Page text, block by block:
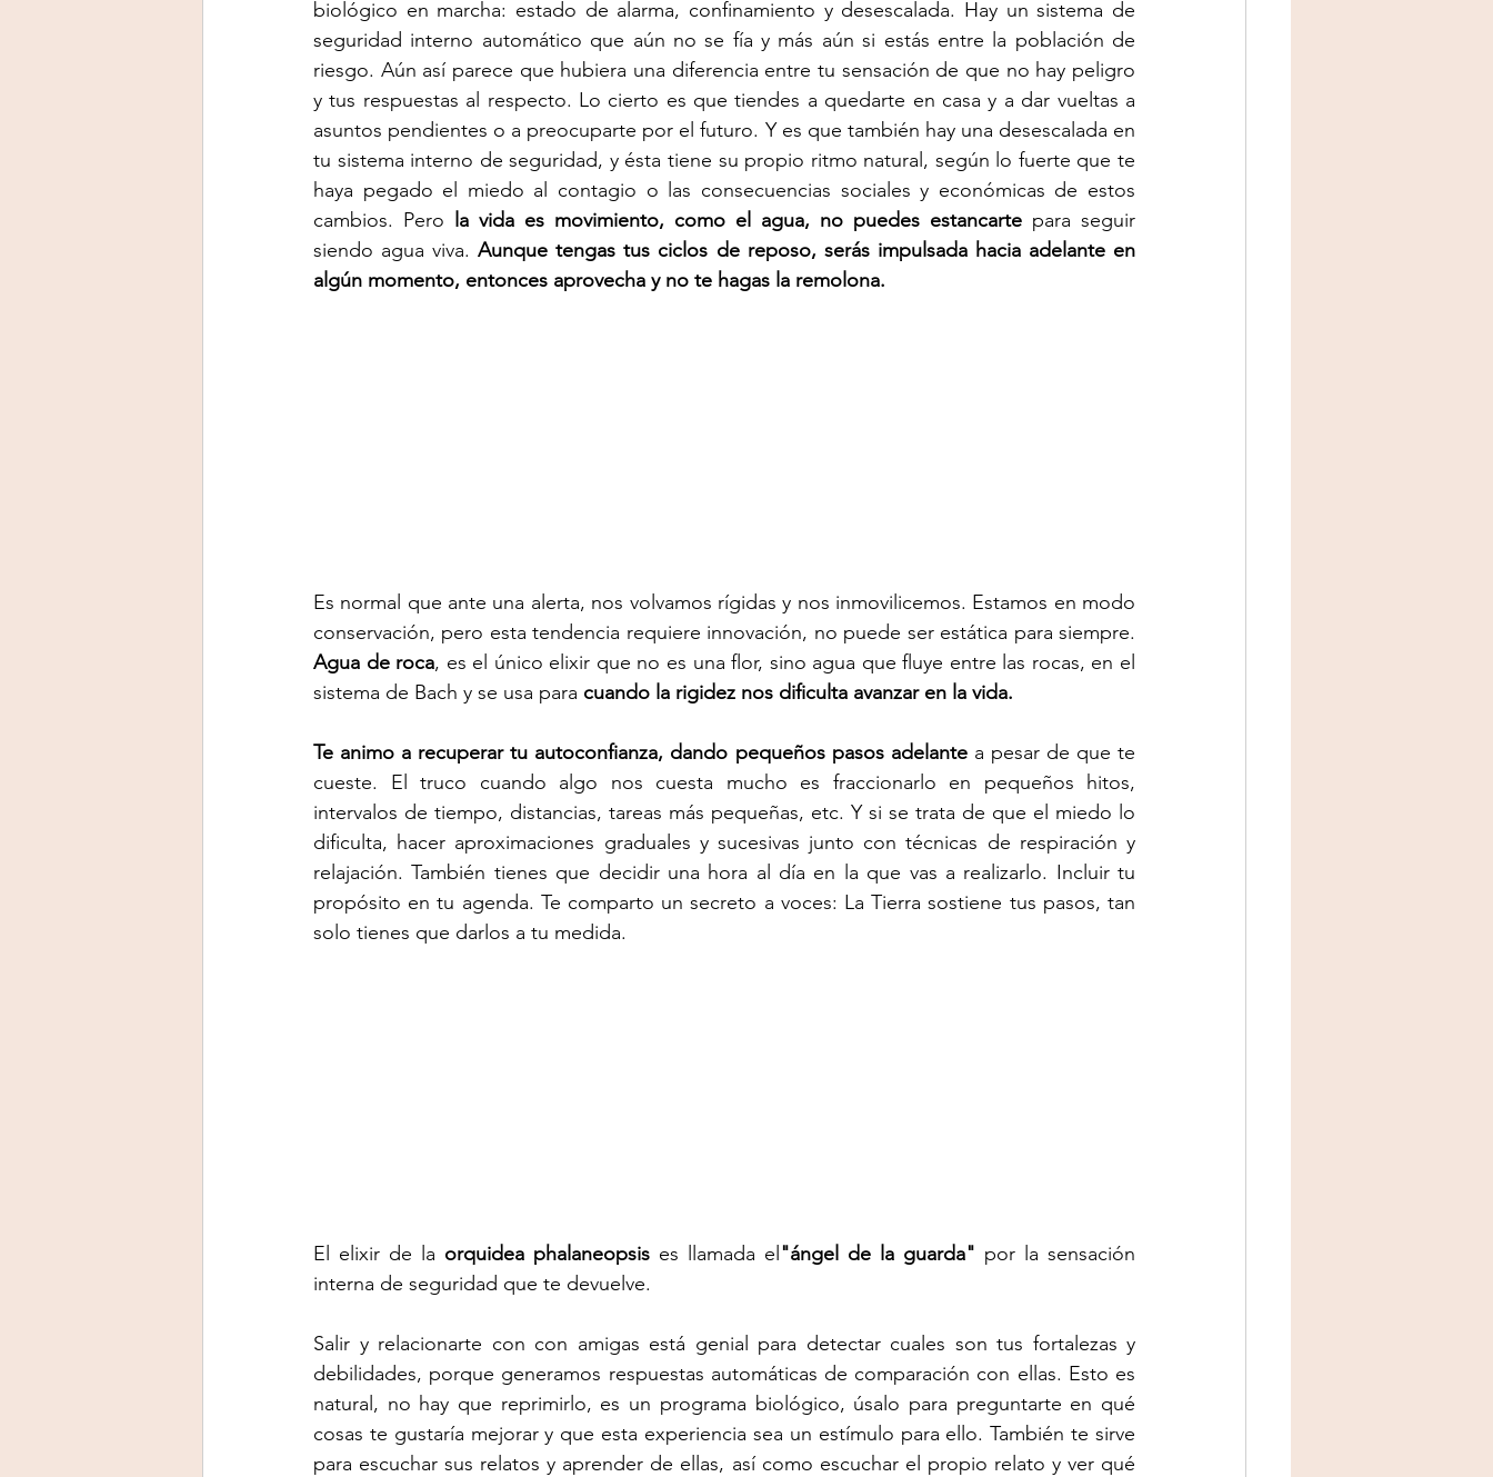
biológico en marcha: estado de alarma, confinamiento y desescalada. Hay un sistema de
seguridad interno automático que aún no se fía y más aún si estás entre la población de
riesgo. Aún así parece que hubiera una diferencia entre tu sensación de que no hay peligro
y tus respuestas al respecto. Lo cierto es que tiendes a quedarte en casa y a dar vueltas a
asuntos pendientes o a preocuparte por el futuro. Y es que también hay una desescalada en
tu sistema interno de seguridad, y ésta tiene su propio ritmo natural, según lo fuerte que te
haya pegado el miedo al contagio o las consecuencias sociales y económicas de estos
cambios. Pero
la vida es movimiento, como el agua, no puedes estancarte para seguir
siendo agua viva. Aunque tengas tus ciclos de reposo, serás impulsada hacia adelante en
algún momento, entonces aprovecha y no te hagas la remolona.
Es normal que ante una alerta, nos volvamos rígidas y nos inmovilicemos. Estamos en modo
Agua de roca, es el único elixir que no es una flor, sino agua que fluye entre las rocas, en el
sistema de Bach y se usa para cuando la rigidez nos dificulta avanzar en la vida.
Te animo a recuperar tu autoconfianza, dando pequeños pasos adelante a pesar de que te
cueste. El truco cuando algo nos cuesta mucho es fraccionarlo en pequeños hitos,
intervalos de tiempo, distancias, tareas más pequeñas, etc. Y si se trata de que el miedo lo
dificulta, hacer aproximaciones graduales y sucesivas junto con técnicas de respiración y
relajación. También tienes que decidir una hora al día en la que vas a realizarlo. Incluir tu
propósito en tu agenda. Te comparto un secreto a voces: La Tierra sostiene tus pasos, tan
solo tienes que darlos a tu medida.
El elixir de la orquidea phalaneopsis es llamada el "ángel de la guarda" por la sensación
interna de seguridad que te devuelve.
Salir y relacionarte con con amigas está genial para detectar cuales son tus fortalezas y
debilidades, porque generamos respuestas automáticas de comparación con ellas. Esto es
natural, no hay que reprimirlo, es un programa biológico, úsalo para preguntarte en qué
cosas te gustaría mejorar y que esta experiencia sea un estímulo para ello. También te sirve
para escuchar sus relatos y aprender de ellas, así como escuchar el propio relato y ver qué